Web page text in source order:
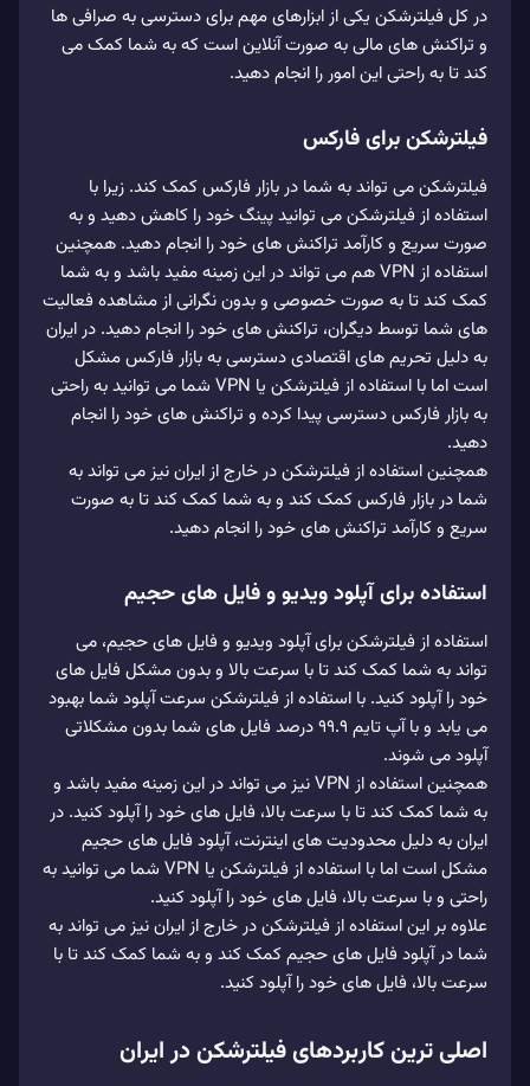
در کل فیلترشکن یکی از ابزارهای مهم برای دسترسی به صرافی ها
و تراکنش های مالی به صورت آنلاین است که به شما کمک می
کند تا به راحتی این امور را انجام دهید.
فیلترشکن برای فارکس
فیلترشکن می تواند به شما در بازار فارکس کمک کند. زیرا با
استفاده از فیلترشکن می توانید پینگ خود را کاهش دهید و به
صورت سریع و کارآمد تراکنش های خود را انجام دهید. همچنین
استفاده از VPN هم می تواند در این زمینه مفید باشد و به شما
کمک کند تا به صورت خصوصی و بدون نگرانی از مشاهده فعالیت
های شما توسط دیگران، تراکنش های خود را انجام دهید. در ایران
به دلیل تحریم های اقتصادی دسترسی به بازار فارکس مشکل
است اما با استفاده از فیلترشکن یا VPN شما می توانید به راحتی
به بازار فارکس دسترسی پیدا کرده و تراکنش های خود را انجام
دهید.
همچنین استفاده از فیلترشکن در خارج از ایران نیز می تواند به
شما در بازار فارکس کمک کند و به شما کمک کند تا به صورت
سریع و کارآمد تراکنش های خود را انجام دهید.
استفاده برای آپلود ویدیو و فایل های حجیم
استفاده از فیلترشکن برای آپلود ویدیو و فایل های حجیم، می
تواند به شما کمک کند تا با سرعت بالا و بدون مشکل فایل های
خود را آپلود کنید. با استفاده از فیلترشکن سرعت آپلود شما بهبود
می یابد و با آپ تایم 99.9 درصد فایل های شما بدون مشکلاتی
آپلود می شوند.
همچنین استفاده از VPN نیز می تواند در این زمینه مفید باشد و
به شما کمک کند تا با سرعت بالا، فایل های خود را آپلود کنید. در
ایران به دلیل محدودیت های اینترنت، آپلود فایل های حجیم
مشکل است اما با استفاده از فیلترشکن یا VPN شما می توانید به
راحتی و با سرعت بالا، فایل های خود را آپلود کنید.
علاوه بر این استفاده از فیلترشکن در خارج از ایران نیز می تواند به
شما در آپلود فایل های حجیم کمک کند و به شما کمک کند تا با
سرعت بالا، فایل های خود را آپلود کنید.
اصلی ترین کاربردهای فیلترشکن در ایران